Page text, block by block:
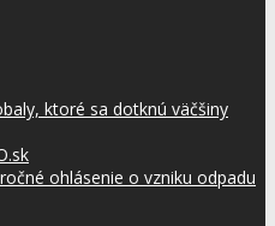
ktoré sa dotknú väčšiny
ohlásenie o vzniku odpadu